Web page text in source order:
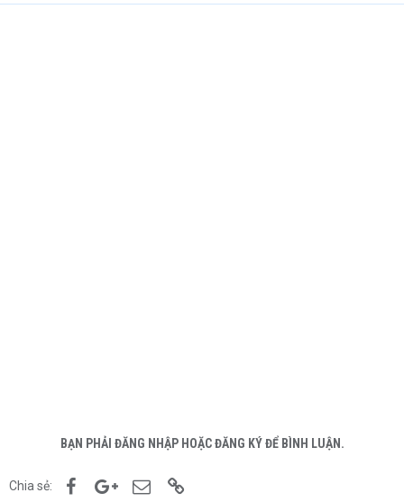
BẠN PHẢI ĐĂNG NHẬP HOẶC ĐĂNG KÝ ĐỂ BÌNH LUẬN.
Chia sẻ: FacebookGoogle+Email